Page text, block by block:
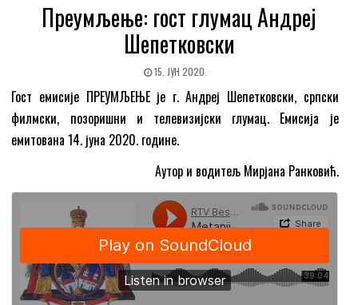
Преумљење: гост глумац Андреј
Шепетковски
15. ЈУН 2020.
Гост емисије ПРЕУМЉЕЊЕ је г. Андреј Шепетковски, српски
филмски, позоришни и телевизијски глумац. Емисија је
емитована 14. јуна 2020. године.
Аутор и водитељ Мирјана Ранковић.